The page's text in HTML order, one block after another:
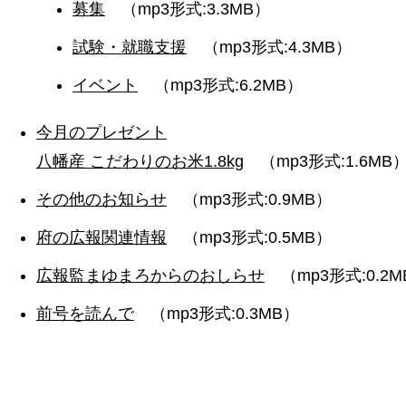
募集 （mp3形式:3.3MB）
試験・就職支援 （mp3形式:4.3MB）
イベント （mp3形式:6.2MB）
今月のプレゼント
八幡産 こだわりのお米1.8kg （mp3形式:1.6MB
その他のお知らせ （mp3形式:0.9MB）
府の広報関連情報 （mp3形式:0.5MB）
広報監まゆまろからのおしらせ （mp3形式
前号を読んで（mp3形式:0.3MB）